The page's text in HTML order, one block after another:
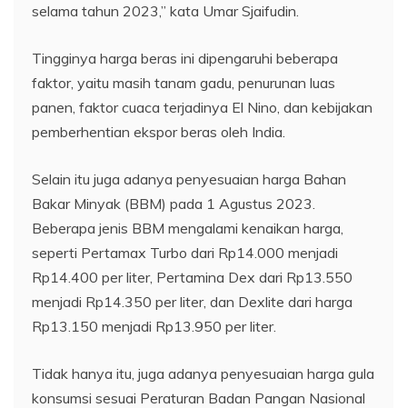
selama tahun 2023,” kata Umar Sjaifudin.
Tingginya harga beras ini dipengaruhi beberapa
faktor, yaitu masih tanam gadu, penurunan luas
panen, faktor cuaca terjadinya El Nino, dan kebijakan
pemberhentian ekspor beras oleh India.
Selain itu juga adanya penyesuaian harga Bahan
Bakar Minyak (BBM) pada 1 Agustus 2023.
Beberapa jenis BBM mengalami kenaikan harga,
seperti Pertamax Turbo dari Rp14.000 menjadi
Rp14.400 per liter, Pertamina Dex dari Rp13.550
menjadi Rp14.350 per liter, dan Dexlite dari harga
Rp13.150 menjadi Rp13.950 per liter.
Tidak hanya itu, juga adanya penyesuaian harga gula
konsumsi sesuai Peraturan Badan Pangan Nasional